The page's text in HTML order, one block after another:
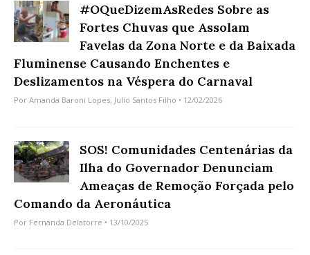
#OQueDizemAsRedes Sobre as
Fortes Chuvas que Assolam
Favelas da Zona Norte e da Baixada
Fluminense Causando Enchentes e
Deslizamentos na Véspera do Carnaval
Por Amanda Baroni Lopes, Julio Santos Filho • 12/02/2026
SOS! Comunidades Centenárias da
Ilha do Governador Denunciam
Ameaças de Remoção Forçada pelo
Comando da Aeronáutica
Por Fernanda Delatorre • 13/10/2025